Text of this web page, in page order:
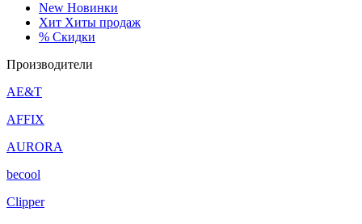
New Новинки
Хит Хиты продаж
% Скидки
Производители
AE&T
AFFIX
AURORA
becool
Clipper